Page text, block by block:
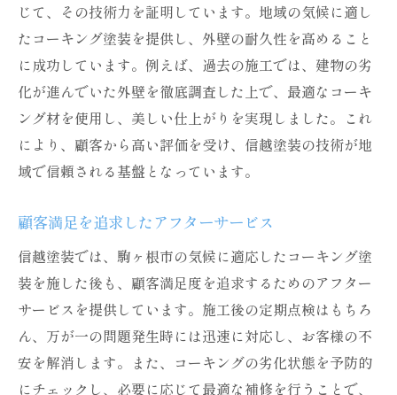
じて、その技術力を証明しています。地域の気候に適し
たコーキング塗装を提供し、外壁の耐久性を高めること
に成功しています。例えば、過去の施工では、建物の劣
化が進んでいた外壁を徹底調査した上で、最適なコーキ
ング材を使用し、美しい仕上がりを実現しました。これ
により、顧客から高い評価を受け、信越塗装の技術が地
域で信頼される基盤となっています。
顧客満足を追求したアフターサービス
信越塗装では、駒ヶ根市の気候に適応したコーキング塗
装を施した後も、顧客満足度を追求するためのアフター
サービスを提供しています。施工後の定期点検はもちろ
ん、万が一の問題発生時には迅速に対応し、お客様の不
安を解消します。また、コーキングの劣化状態を予防的
にチェックし、必要に応じて最適な補修を行うことで、